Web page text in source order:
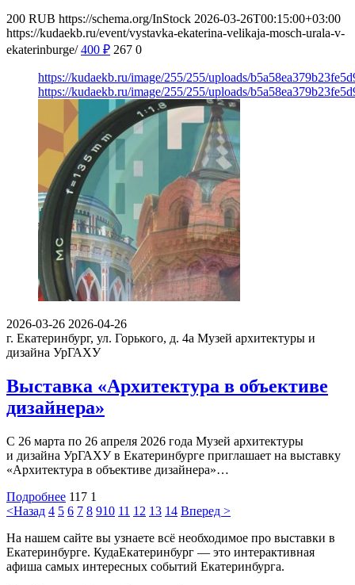
200 RUB https://schema.org/InStock 2026-03-26T00:15:00+03:00
https://kudaekb.ru/event/vystavka-ekaterina-velikaja-mosch-urala-v-
ekaterinburge/ 400 ₽ 267 0
https://kudaekb.ru/image/255/255/uploads/
https://kudaekb.ru/image/255/255/uploads/
2026-03-26 2026-04-26
г. Екатеринбург, ул. Горького, д. 4а Музей архитектуры и
дизайна УрГАХУ
Выставка «Архитектура в объективе
дизайнера»
С 26 марта по 26 апреля 2026 года Музей архитектуры
и дизайна УрГАХУ в Екатеринбурге приглашает на выставку
«Архитектура в объективе дизайнера»…
Подробнее 117 1
<Назад 4 5 6 7 8 910 11 12 13 14 Вперед >
На нашем сайте вы узнаете всё необходимое про выставки в
Екатеринбурге. КудаЕкатеринбург — это интерактивная
афиша самых интересных событий Екатеринбурга.